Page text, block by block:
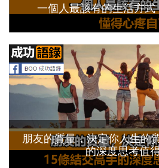
一個人最該有的生活方式
朋友的質量，決定你人生的
的深度思考值